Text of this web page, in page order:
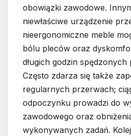
obowiązki zawodowe.
niewłaściwe urządzenie
nieergonomiczne meble
bólu pleców oraz
długich godzin
Często zdarza się także
regularnych przerwach;
odpoczynku prowadzi do
zawodowego oraz
wykonywanych zadań.